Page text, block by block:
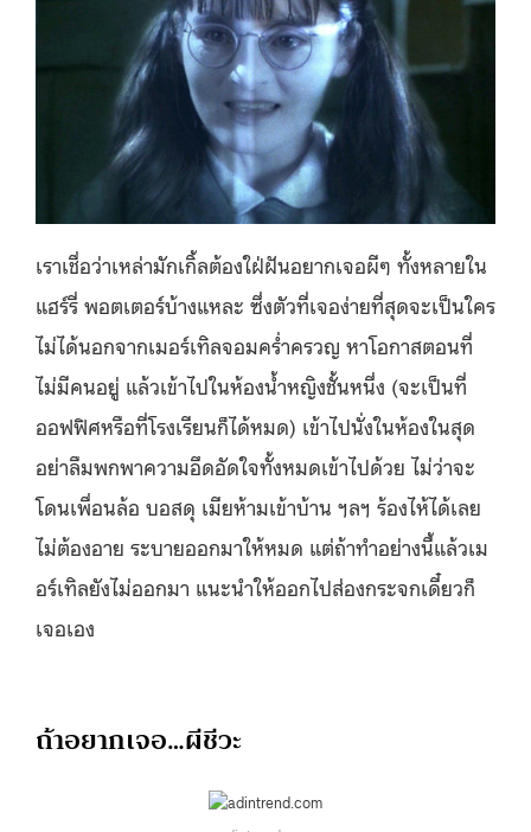
เราเชื่อว่าเหล่ามักเกิ้ลต้องใฝ่ฝันอยากเจอผีๆ ทั้งหลายใน
แฮร์รี่ พอตเตอร์บ้างแหละ ซึ่งตัวที่เจอง่ายที่สุดจะเป็นใคร
ไม่ได้นอกจากเมอร์เทิลจอมคร่ำครวญ หาโอกาสตอนที่
ไม่มีคนอยู่ แล้วเข้าไปในห้องน้ำหญิงชั้นหนึ่ง (จะเป็นที่
ออฟฟิศหรือที่โรงเรียนก็ได้หมด) เข้าไปนั่งในห้องในสุด
อย่าลืมพกพาความอึดอัดใจทั้งหมดเข้าไปด้วย ไม่ว่าจะ
โดนเพื่อนล้อ บอสดุ เมียห้ามเข้าบ้าน ฯลฯ ร้องไห้ได้เลย
ไม่ต้องอาย ระบายออกมาให้หมด แต่ถ้าทำอย่างนี้แล้วเม
อร์เทิลยังไม่ออกมา แนะนำให้ออกไปส่องกระจกเดี๋ยวก็
เจอเอง
ถ้าอยากเจอ…ผีชีวะ